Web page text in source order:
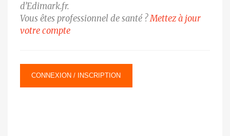
d’Edimark.fr.
Vous êtes professionnel de santé ?Mettez à jour
votre compte
CONNEXION / INSCRIPTION